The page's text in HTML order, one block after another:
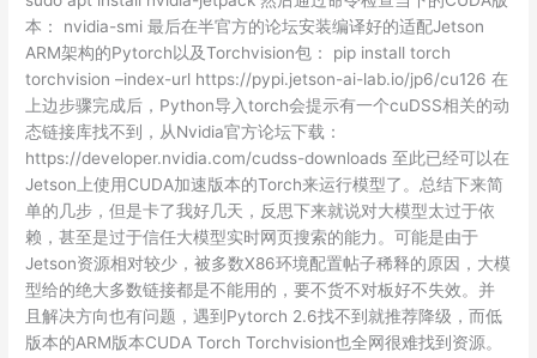
本： nvidia-smi 最后在半官方的论坛安装编译好的适配Jetson
ARM架构的Pytorch以及Torchvision包： pip install torch
torchvision –index-url https://pypi.jetson-ai-lab.io/jp6/cu126 在
上边步骤完成后，Python导入torch会提示有一个cuDSS相关的动
态链接库找不到，从Nvidia官方论坛下载：
https://developer.nvidia.com/cudss-downloads 至此已经可以在
Jetson上使用CUDA加速版本的Torch来运行模型了。总结下来简
单的几步，但是卡了我好几天，反思下来就说对大模型太过于依
赖，甚至是过于信任大模型实时网页搜索的能力。可能是由于
Jetson资源相对较少，被多数X86环境配置帖子稀释的原因，大模
型给的绝大多数链接都是不能用的，要不货不对板好不失效。并
且解决方向也有问题，遇到Pytorch 2.6找不到就推荐降级，而低
版本的ARM版本CUDA Torch Torchvision也全网很难找到资源。